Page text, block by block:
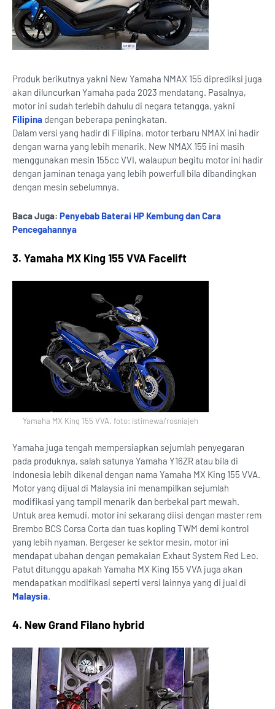
Produk berikutnya yakni New Yamaha NMAX 155 diprediksi juga
akan diluncurkan Yamaha pada 2023 mendatang. Pasalnya,
motor ini sudah terlebih dahulu di negara tetangga, yakni
Filipina dengan beberapa peningkatan.
Dalam versi yang hadir di Filipina, motor terbaru NMAX ini hadir
dengan warna yang lebih menarik. New NMAX 155 ini masih
menggunakan mesin 155cc VVI, walaupun begitu motor ini hadir
dengan jaminan tenaga yang lebih powerfull bila dibandingkan
dengan mesin sebelumnya.
Baca Juga: Penyebab Baterai HP Kembung dan Cara
Pencegahannya
3. Yamaha MX King 155 VVA Facelift
Yamaha MX King 155 VVA. foto: istimewa/rosniajeh
Yamaha juga tengah mempersiapkan sejumlah penyegaran
pada produknya, salah satunya Yamaha Y16ZR atau bila di
Indonesia lebih dikenal dengan nama Yamaha MX King 155 VVA.
Motor yang dijual di Malaysia ini menampilkan sejumlah
modifikasi yang tampil menarik dan berbekal part mewah.
Untuk area kemudi, motor ini sekarang diisi dengan master rem
Brembo BCS Corsa Corta dan tuas kopling TWM demi kontrol
yang lebih nyaman. Bergeser ke sektor mesin, motor ini
mendapat ubahan dengan pemakaian Exhaut System Red Leo.
Patut ditunggu apakah Yamaha MX King 155 VVA juga akan
mendapatkan modifikasi seperti versi lainnya yang di jual di
Malaysia.
4. New Grand Filano hybrid